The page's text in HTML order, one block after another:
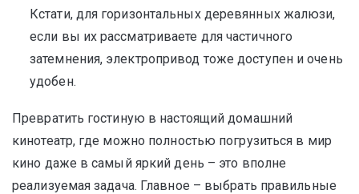
Кстати, для горизонтальных деревянных жалюзи,
если вы их рассматриваете для частичного
затемнения, электропривод тоже доступен и очень
удобен.
Превратить гостиную в настоящий домашний
кинотеатр, где можно полностью погрузиться в мир
кино даже в самый яркий день – это вполне
реализуемая задача. Главное – выбрать правильные